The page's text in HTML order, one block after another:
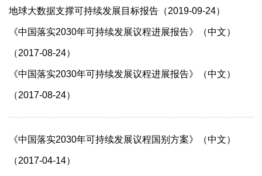
地球大数据支撑可持续发展目标报告（2019-09-24）
《中国落实2030年可持续发展议程进展报告》（中文）
（2017-08-24）
《中国落实2030年可持续发展议程进展报告》（中文）
（2017-08-24）
《中国落实2030年可持续发展议程国别方案》（中文）
（2017-04-14）